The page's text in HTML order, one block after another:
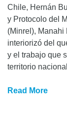
Chile, Hernán
y Protocolo del
(Minrel),
interiorizó del
y el trabajo que
territorio
Read More